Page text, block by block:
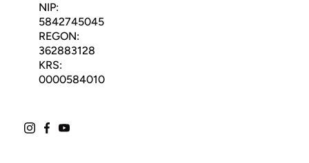
NIP:
5842745045
REGON:
362883128
KRS:
0000584010